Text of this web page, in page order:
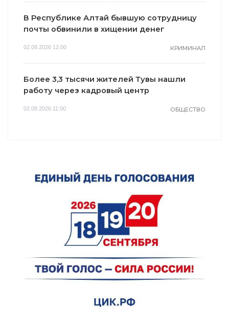
В Республике Алтай бывшую сотрудницу
почты обвинили в хищении денег
02.08.2026 12:00 КРИМИНАЛ
Более 3,3 тысячи жителей Тувы нашли
работу через кадровый центр
02.08.2026 11:00 ОБЩЕСТВО